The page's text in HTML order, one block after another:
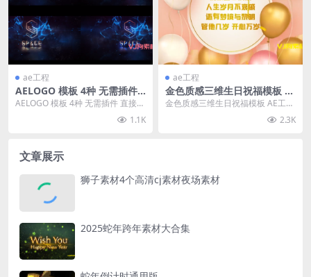
ae工程
AELOGO 模板 4种 无需插件
直接替换
AELOGO 模板 4种 无需插件 直接替
1.1K
ae工程
金色质感三维生日祝福模板 A
E工程 #MOSHE视觉频道NO.
金色质感三维生日祝福模板 AE工程
#MOSHE视觉频道NO.66 无需插件
2.3K
文章展示
狮子素材4个高清cj素材夜场素材
2025蛇年跨年素材大合集